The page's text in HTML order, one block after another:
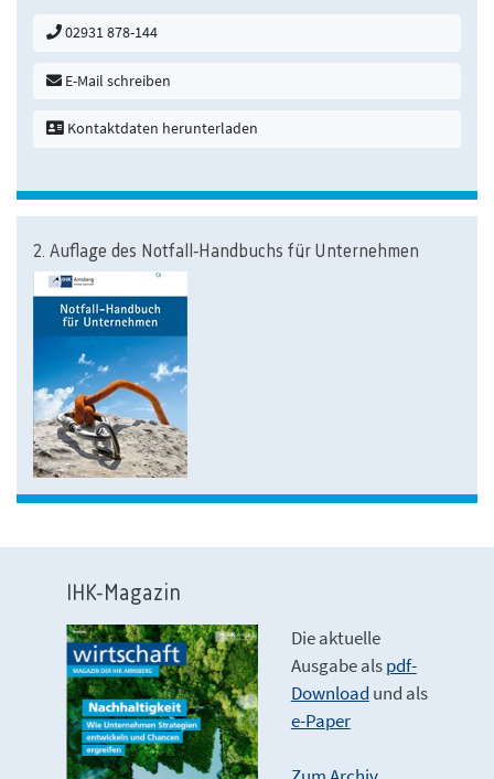
02931 878-144
E-Mail schreiben
Kontaktdaten herunterladen
2. Auflage des Notfall-Handbuchs für Unternehmen
IHK-Magazin
Die aktuelle
Ausgabe alspdf-
Download und als
e-Paper